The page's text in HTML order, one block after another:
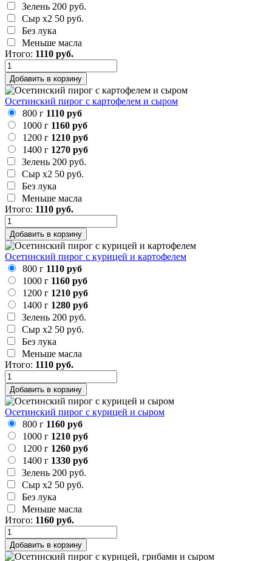
Зелень 200 руб.
Сыр х2 50 руб.
Без лука
Меньше масла
Итого: 1110 руб.
Добавить в корзину
Осетинский пирог с картофелем и сыром
800 г 1110 руб
1000 г 1160 руб
1200 г 1210 руб
1400 г 1270 руб
Зелень 200 руб.
Сыр х2 50 руб.
Без лука
Меньше масла
Итого: 1110 руб.
Добавить в корзину
Осетинский пирог с курицей и картофелем
800 г 1110 руб
1000 г 1160 руб
1200 г 1210 руб
1400 г 1280 руб
Зелень 200 руб.
Сыр х2 50 руб.
Без лука
Меньше масла
Итого: 1110 руб.
Добавить в корзину
Осетинский пирог с курицей и сыром
800 г 1160 руб
1000 г 1210 руб
1200 г 1260 руб
1400 г 1330 руб
Зелень 200 руб.
Сыр х2 50 руб.
Без лука
Меньше масла
Итого: 1160 руб.
Добавить в корзину